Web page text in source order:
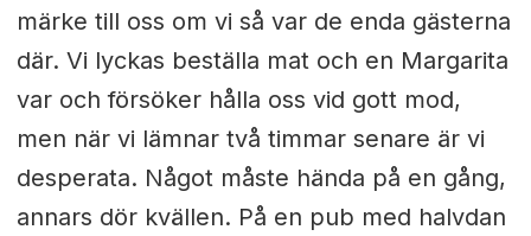
märke till oss om vi så var de enda gästerna
där. Vi lyckas beställa mat och en Margarita
var och försöker hålla oss vid gott mod,
men när vi lämnar två timmar senare är vi
desperata. Något måste hända på en gång,
annars dör kvällen. På en pub med halvdan